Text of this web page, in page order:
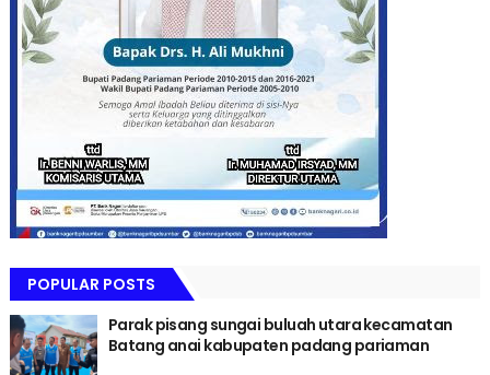
POPULAR POSTS
Parak pisang sungai buluah utara kecamatan
Batang anai kabupaten padang pariaman